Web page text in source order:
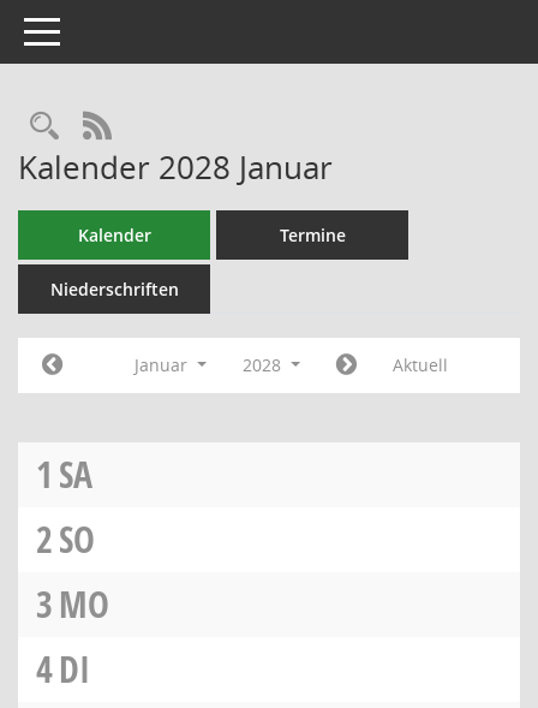
Toggle navigation
RSS-Feed
Kalender 2028 Januar
Kalender Termine
Niederschriften
Januar 2028 Aktuell
1 SA
2SO
3MO
4DI